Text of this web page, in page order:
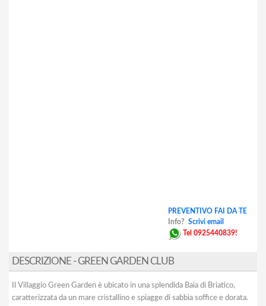
PREVENTIVO FAI DA TE
Info? Scrivi email
Tel 0925440839!
DESCRIZIONE - GREEN GARDEN CLUB
Il Villaggio Green Garden è ubicato in una splendida Baia di Briatico,
caratterizzata da un mare cristallino e spiagge di sabbia soffice e dorata.